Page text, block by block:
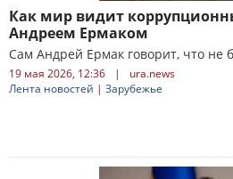
Как мир видит
Андреем Ермаком
Сам Андрей Ермак говорит, что не
19 мая 2026, 12:36 |
ura.news
Лента новостей | Зарубежье